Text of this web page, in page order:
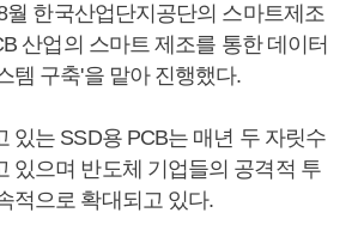
월 한국산업단지공단의 스마트제조
산업의 스마트 제조를 통한 데이터
템 구축'을 맡아 진행했다.
있는 SSD용 PCB는 매년 두 자릿수
있으며 반도체 기업들의 공격적 투
적으로 확대되고 있다.